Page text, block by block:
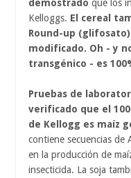
demostrado que los
Kelloggs. El cereal
Round-up
modificado. Oh - y
transgénico - es
Pruebas de
verificado que el
de Kellogg es maíz
contiene secuencias de
en la producción de
insecticida. La soja